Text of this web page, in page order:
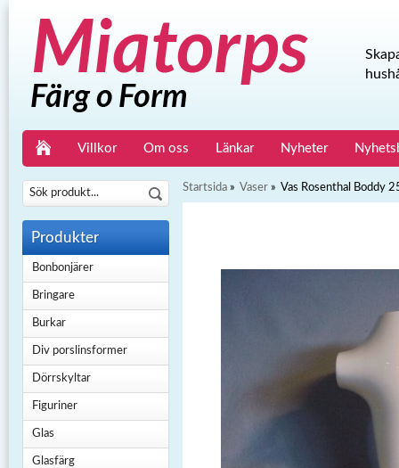
Villkor Om oss Länkar Nyheter
Produkter
Bonbonjärer
Bringare
Burkar
Div porslinsformer
Dörrskyltar
Figuriner
Glas
Glasfärg
Startsida » Vaser » Vas Rosenthal Boddy